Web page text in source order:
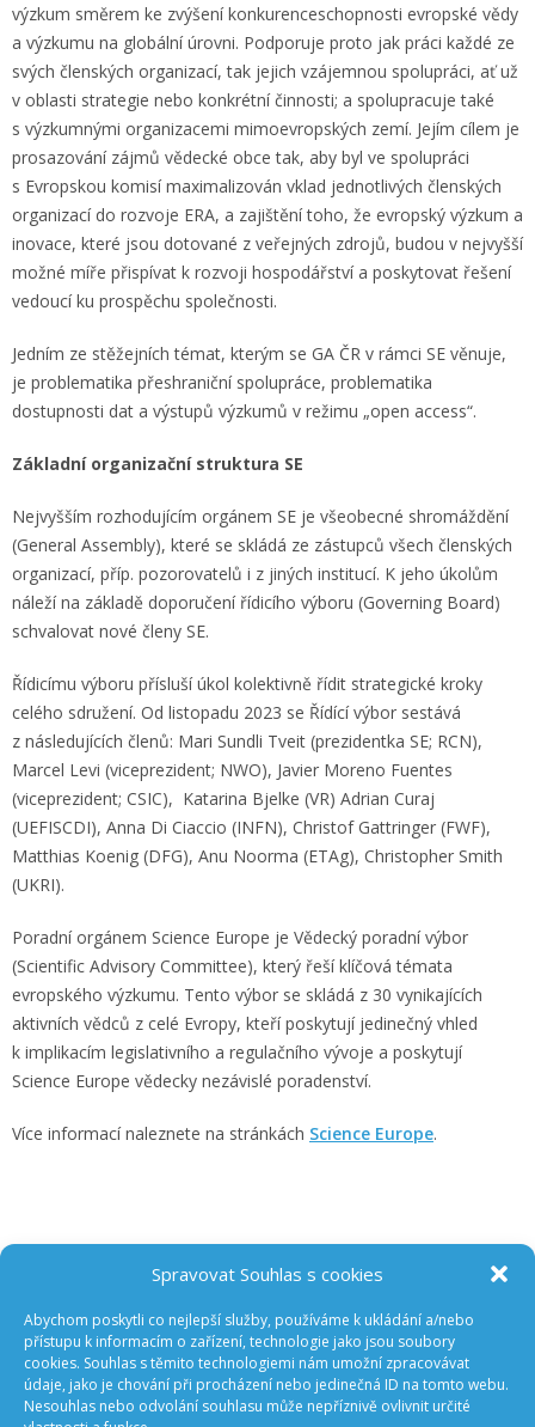
Spravovat Souhlas s cookies
Abychom poskytli co nejlepší služby, používáme k ukládání a/nebo
přístupu k informacím o zařízení, technologie jako jsou soubory
cookies. Souhlas s těmito technologiemi nám umožní zpracovávat
údaje, jako je chování při procházení nebo jedinečná ID na tomto webu.
Nesouhlas nebo odvolání souhlasu může nepříznivě ovlivnit určité
výzkum směrem ke zvýšení konkurenceschopnosti evropské vědy
a výzkumu na globální úrovni. Podporuje proto jak práci každé ze
svých členských organizací, tak jejich vzájemnou spolupráci, ať už
v oblasti strategie nebo konkrétní činnosti; a spolupracuje také
s výzkumnými organizacemi mimoevropských zemí. Jejím cílem je
prosazování zájmů vědecké obce tak, aby byl ve spolupráci
s Evropskou komisí maximalizován vklad jednotlivých členských
organizací do rozvoje ERA, a zajištění toho, že evropský výzkum a
inovace, které jsou dotované z veřejných zdrojů, budou v nejvyšší
možné míře přispívat k rozvoji hospodářství a poskytovat řešení
vedoucí ku prospěchu společnosti.
Jedním ze stěžejních témat, kterým se GA ČR v rámci SE věnuje,
je problematika přeshraniční spolupráce, problematika
dostupnosti dat a výstupů výzkumů v režimu „open access“.
Základní organizační struktura SE
Nejvyšším rozhodujícím orgánem SE je všeobecné shromáždění
(General Assembly), které se skládá ze zástupců všech členských
organizací, příp. pozorovatelů i z jiných institucí. K jeho úkolům
náleží na základě doporučení řídicího výboru (Governing Board)
schvalovat nové členy SE.
Řídicímu výboru přísluší úkol kolektivně řídit strategické kroky
celého sdružení. Od listopadu 2023 se Řídící výbor sestává
z následujících členů: Mari Sundli Tveit (prezidentka SE; RCN),
Marcel Levi (viceprezident; NWO), Javier Moreno Fuentes
(viceprezident; CSIC), Katarina Bjelke (VR) Adrian Curaj
(UEFISCDI), Anna Di Ciaccio (INFN), Christof Gattringer (FWF),
Matthias Koenig (DFG), Anu Noorma (ETAg), Christopher Smith
(UKRI).
Poradní orgánem Science Europe je Vědecký poradní výbor
(Scientific Advisory Committee), který řeší klíčová témata
evropského výzkumu. Tento výbor se skládá z 30 vynikajících
aktivních vědců z celé Evropy, kteří poskytují jedinečný vhled
k implikacím legislativního a regulačního vývoje a poskytují
Science Europe vědecky nezávislé poradenství.
Více informací naleznete na stránkách Science Europe.
ODEBÍREJTE NOVINKY Z GA ČR